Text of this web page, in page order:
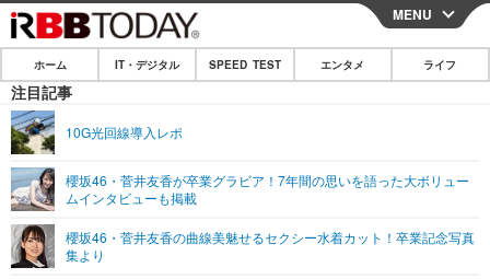
CLOSE
ホーム
IT・デジタル
ネタ
ショッピング その他
SPEED TEST
エンタメ
エンタメTOP
ライフ
MENU
ホーム IT・デジタル SPEED TEST エンタメ ライフ
注目記事
10G光回線導入レポ
櫻坂46・菅井友香が卒業グラビア！7年間の思いを語った大ボリュー
ムインタビューも掲載
櫻坂46・菅井友香の曲線美魅せるセクシー水着カット！卒業記念写真
集より